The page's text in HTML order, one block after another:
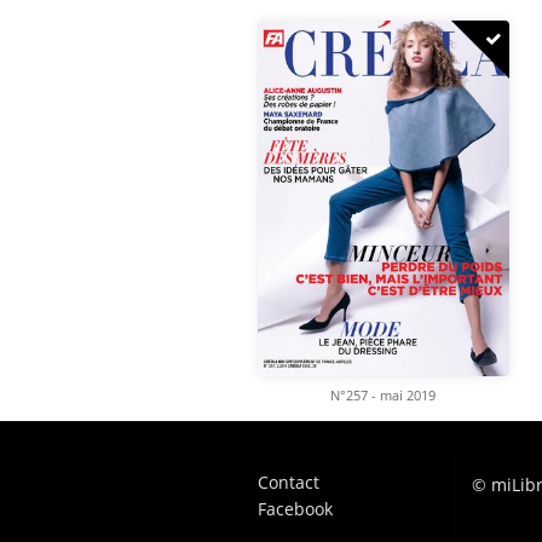
N°257 - mai 2019
Contact
Facebook
©